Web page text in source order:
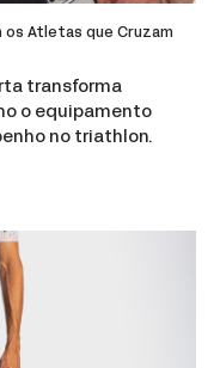
os Atletas que Cruzam
transforma
o equipamento
no triathlon.